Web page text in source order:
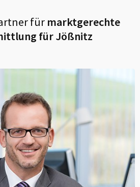
fürmarktgerechte
fürJößnitz